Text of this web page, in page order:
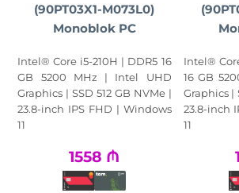
(90PT03X1-M073L0)
Monoblok PC
Intel® Core i5-210H | DDR5 16
GB 5200 MHz | Intel UHD
Graphics | SSD 512 GB NVMe |
23.8-inch IPS FHD | Windows
11
1558 ₼
Intel®
16 GB
Graphics |
23.8-inch
11